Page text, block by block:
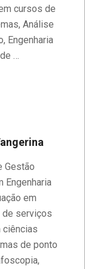
cursos de
Análise
Engenharia
…
Gestão
Engenharia
em
de serviços
ciências
de ponto